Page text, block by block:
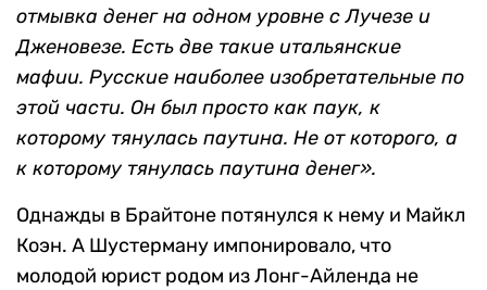
отмывка денег на одном уровне с Лучезе и
Дженовезе. Есть две такие итальянские
мафии. Русские наиболее изобретательные по
этой части. Он был просто как паук, к
которому тянулась паутина. Не от которого, а
к которому тянулась паутина денег».
Однажды в Брайтоне потянулся к нему и Майкл
Коэн. А Шустерману импонировало, что
молодой юрист родом из Лонг-Айленда не